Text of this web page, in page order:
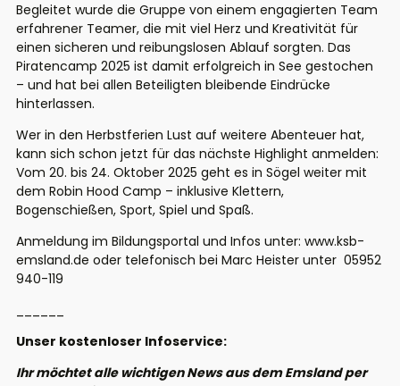
Begleitet wurde die Gruppe von einem engagierten Team
erfahrener Teamer, die mit viel Herz und Kreativität für
einen sicheren und reibungslosen Ablauf sorgten. Das
Piratencamp 2025 ist damit erfolgreich in See gestochen
– und hat bei allen Beteiligten bleibende Eindrücke
hinterlassen.
Wer in den Herbstferien Lust auf weitere Abenteuer hat,
kann sich schon jetzt für das nächste Highlight anmelden:
Vom 20. bis 24. Oktober 2025 geht es in Sögel weiter mit
dem Robin Hood Camp – inklusive Klettern,
Bogenschießen, Sport, Spiel und Spaß.
Anmeldung im Bildungsportal und Infos unter: www.ksb-
emsland.de oder telefonisch bei Marc Heister unter 05952
940-119
Unser kostenloser Infoservice:
Ihr möchtet alle wichtigen News aus dem Emsland per